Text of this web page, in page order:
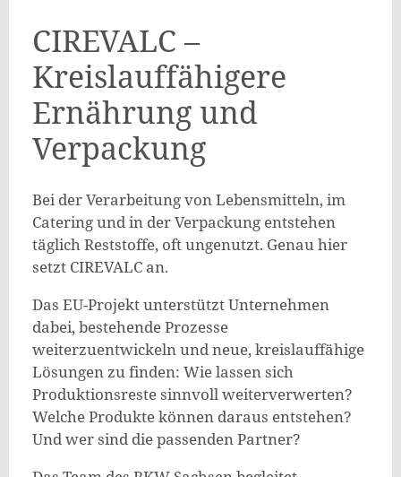
CIREVALC –
Kreislauffähigere
Ernährung und
Verpackung
Bei der Verarbeitung von Lebensmitteln, im
Catering und in der Verpackung entstehen
täglich Reststoffe, oft ungenutzt. Genau hier
setzt CIREVALC an.
Das EU-Projekt unterstützt Unternehmen
dabei, bestehende Prozesse
weiterzuentwickeln und neue, kreislauffähige
Lösungen zu finden: Wie lassen sich
Produktionsreste sinnvoll weiterverwerten?
Welche Produkte können daraus entstehen?
Und wer sind die passenden Partner?